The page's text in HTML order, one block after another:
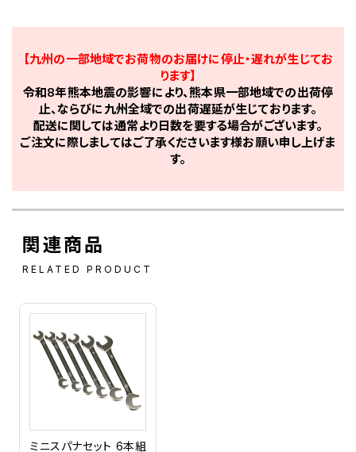
【九州の一部地域でお荷物のお届けに停止・遅れが生じてお
ります】
令和8年熊本地震の影響により、熊本県一部地域での出荷停
止、ならびに九州全域での出荷遅延が生じております。
配送に関しては通常より日数を要する場合がございます。
ご注文に際しましてはご了承くださいます様お願い申し上げま
す。
関連商品
RELATED PRODUCT
ミニスパナセット 6本組